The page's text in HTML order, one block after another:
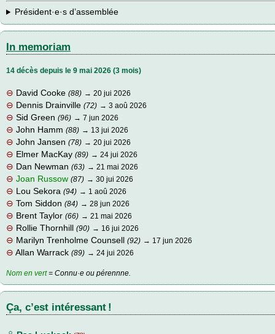
Président·e·s d’assemblée
In memoriam
14 décès depuis le 9 mai 2026 (3 mois)
⊖ David Cooke (88) → 20 jui 2026
⊖ Dennis Drainville (72) → 3 aoû 2026
⊖ Sid Green (96) → 7 jun 2026
⊖ John Hamm (88) → 13 jui 2026
⊖ John Jansen (78) → 20 jui 2026
⊖ Elmer MacKay (89) → 24 jui 2026
⊖ Dan Newman (63) → 21 mai 2026
⊖ Joan Russow (87) → 30 jui 2026
⊖ Lou Sekora (94) → 1 aoû 2026
⊖ Tom Siddon (84) → 28 jun 2026
⊖ Brent Taylor (66) → 21 mai 2026
⊖ Rollie Thornhill (90) → 16 jui 2026
⊖ Marilyn Trenholme Counsell (92) → 17 jun 2026
⊖ Allan Warrack (89) → 24 jui 2026
Nom en vert= Connu·e ou pérennne.
Ça, c’est intéressant !